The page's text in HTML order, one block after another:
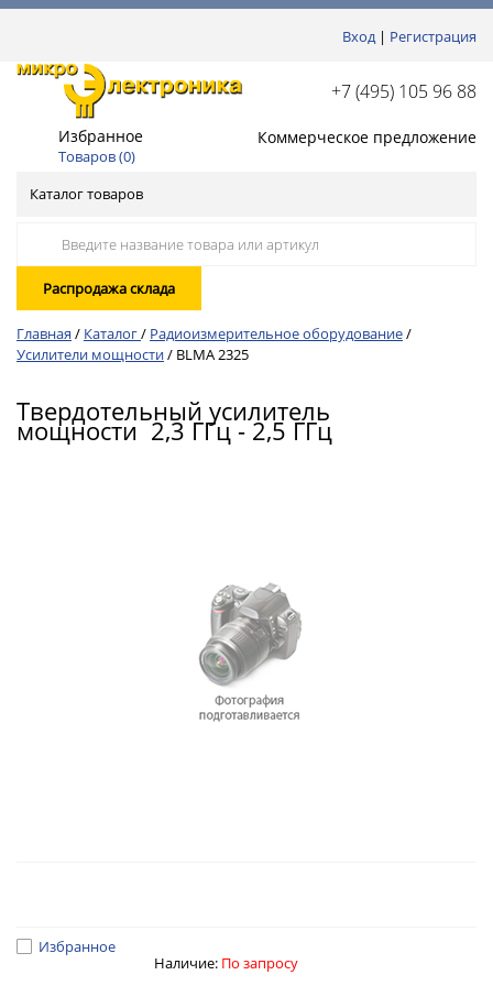
Вход| Регистрация
+7 (495) 105 96 88
Избранное
Товаров (0)
Коммерческое предложение
Каталог товаров
Распродажа склада
Главная / Каталог/ Радиоизмерительное оборудование/
Усилители мощности/ BLMA 2325
Твердотельный усилитель
мощности 2,3 ГГц - 2,5 ГГц
Избранное
Наличие: По запросу